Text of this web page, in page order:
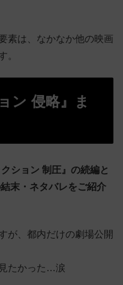
素は、なかなか他の映画
。
ン 侵略』ま
ション 制圧』の続編と
末・ネタバレをご紹介
が、都内だけの劇場公開
たかった…涙